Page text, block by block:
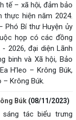
tế – xã hội, đảm bảo
thực hiện năm 2024.
Phó Bí thư Huyện ủy
họp có các đồng
2026, đại diện Lãnh
binh và Xã hội, Bảo
H’leo – Krông Búk,
– Krông Búk.
Búk (08/11/2023)
tác biểu trưng